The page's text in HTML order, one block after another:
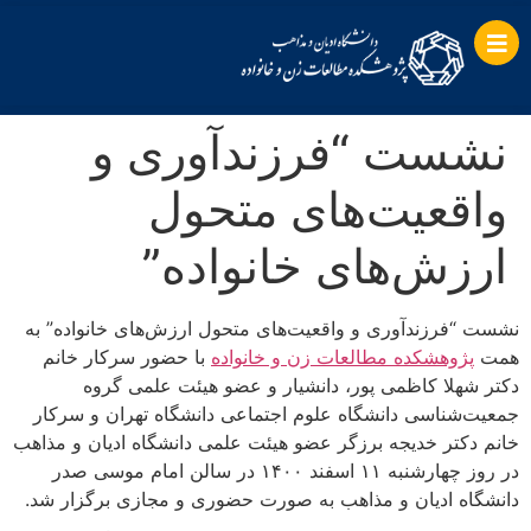
نشست “فرزندآوری و
واقعیت‌های متحول
ارزش‌های خانواده”
نشست “فرزندآوری و واقعیت‌های متحول ارزش‌های خانواده” به
همت پژوهشکده مطالعات زن و خانواده با حضور سرکار خانم
دکتر شهلا کاظمی پور، دانشیار و عضو هیئت علمی گروه
جمعیت‌شناسی دانشگاه علوم اجتماعی دانشگاه تهران و سرکار
خانم دکتر خدیجه برزگر عضو هیئت علمی دانشگاه ادیان و مذاهب
در روز چهارشنبه ۱۱ اسفند ۱۴۰۰ در سالن امام موسی صدر
دانشگاه ادیان و مذاهب به صورت حضوری و مجازی برگزار شد.